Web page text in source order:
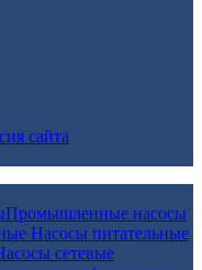
Промышленные насосы
Насосы питательные
сетевые